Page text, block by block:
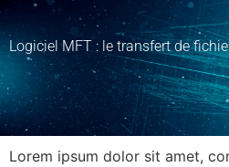
Logiciel MFT : le transfert de
Lorem ipsum dolor sit amet,